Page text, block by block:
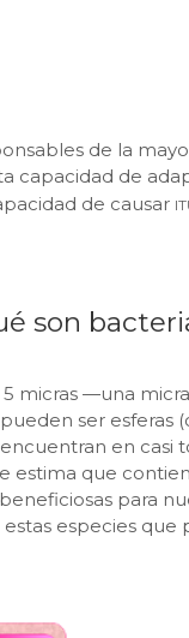
de la
capacidad de
de causar
son
micras —una
ser esferas
en casi
estima que
para
especies que